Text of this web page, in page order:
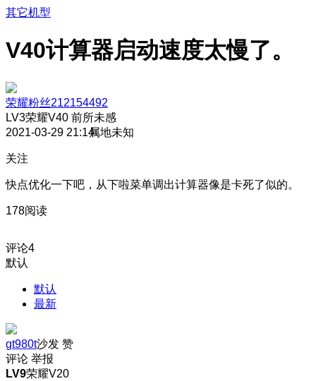
其它机型
V40计算器启动速度太慢了。
荣耀粉丝212154492
LV3荣耀V40 前所未感
2021-03-29 21:14属地未知
关注
快点优化一下吧，从下啦菜单调出计算器像是卡死了似的。
178阅读
评论4
默认
默认
最新
gt980t沙发 赞
评论 举报
LV9荣耀V20